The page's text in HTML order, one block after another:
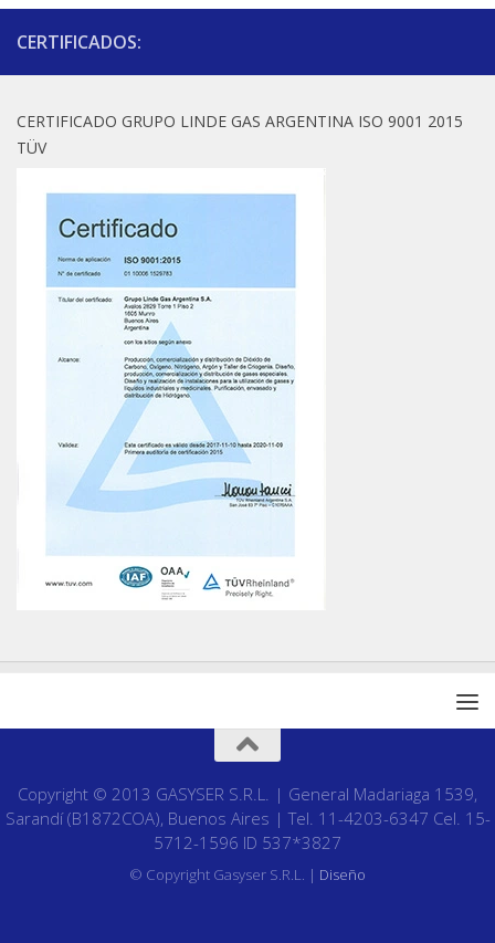
CERTIFICADOS:
CERTIFICADO GRUPO LINDE GAS ARGENTINA ISO 9001 2015
TÜV
Copyright © 2013 GASYSER S.R.L. | General Madariaga 1539,
Sarandí (B1872COA), Buenos Aires | Tel. 11-4203-6347 Cel. 15-
5712-1596 ID 537*3827
© Copyright Gasyser S.R.L. | Diseño